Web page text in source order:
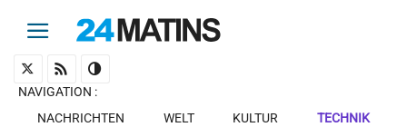
NAVIGATION :
NACHRICHTEN
WELT KULTUR TECHNIK